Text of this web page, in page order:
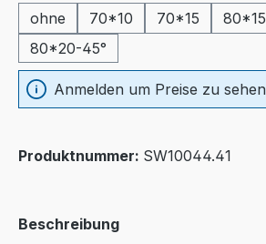
ohne
70*10 70*15 80*15
80*20-45°
Anmelden um Preise zu sehen
Produktnummer: SW10044.41
Beschreibung